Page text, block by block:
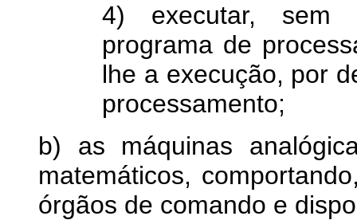
4) executar, sem
programa de
lhe a execução, por
processamento;
b) as máquinas
matemáticos,
órgãos de comando e